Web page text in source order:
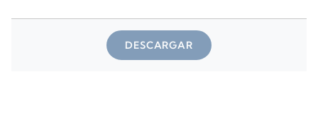
DESCARGAR